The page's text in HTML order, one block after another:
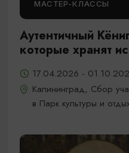
МАСТЕР-КЛАССЫ
Аутентичный
которые хранят
17.04.2026 -
Калининград, Сбор
в Парк культуры и